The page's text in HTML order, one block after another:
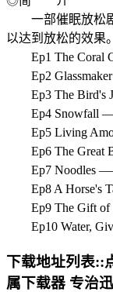
一部催眠放松剧
以达到放松的效果
Ep1 The Coral
Ep2
Ep3 The Bird's
Ep4 Snowfall
Ep5 Living
Ep6 The Great
Ep7 Noodles ——
Ep8 A Horse's
Ep9 The Gift of
Ep10 Water,
下载地址列表::
属下载器 专治